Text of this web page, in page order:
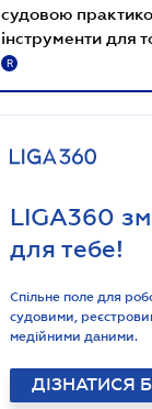
судовою
інструменти для
R
LIGA360
для тебе!
Спільне поле для
судовими,
медійними даними.
ДІЗНАТИСЯ